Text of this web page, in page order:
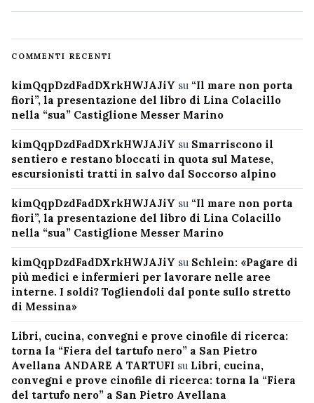
COMMENTI RECENTI
kimQqpDzdFadDXrkHWJAJiY su “Il mare non porta
fiori”, la presentazione del libro di Lina Colacillo
nella “sua” Castiglione Messer Marino
kimQqpDzdFadDXrkHWJAJiY su Smarriscono il
sentiero e restano bloccati in quota sul Matese,
escursionisti tratti in salvo dal Soccorso alpino
kimQqpDzdFadDXrkHWJAJiY su “Il mare non porta
fiori”, la presentazione del libro di Lina Colacillo
nella “sua” Castiglione Messer Marino
kimQqpDzdFadDXrkHWJAJiY su Schlein: «Pagare di
più medici e infermieri per lavorare nelle aree
interne. I soldi? Togliendoli dal ponte sullo stretto
di Messina»
Libri, cucina, convegni e prove cinofile di ricerca:
torna la “Fiera del tartufo nero” a San Pietro
Avellana ANDARE A TARTUFI su Libri, cucina,
convegni e prove cinofile di ricerca: torna la “Fiera
del tartufo nero” a San Pietro Avellana